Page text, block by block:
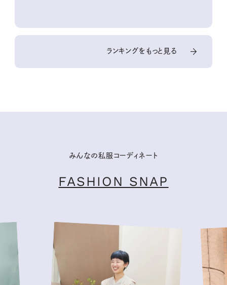
ランキングをもっと見る
みんなの私服コーディネート
FASHION SNAP